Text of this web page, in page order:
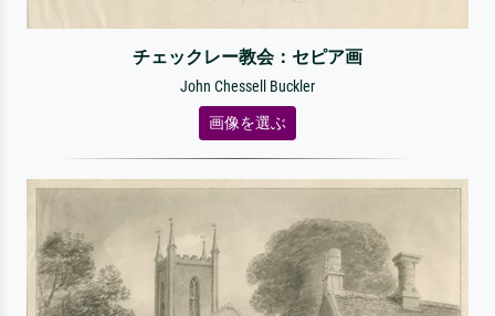
チェックレー教会：セピア画
John Chessell Buckler
画像を選ぶ